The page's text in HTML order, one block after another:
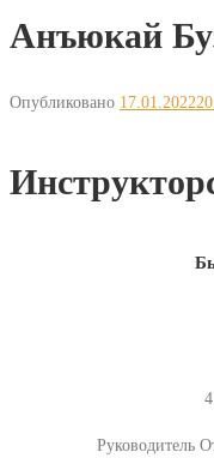
Анъюкай
Опубликовано 17.01.2022
Руководитель